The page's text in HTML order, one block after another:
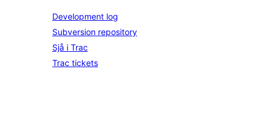
Development log
Subversion repository
Sjå i Trac
Trac tickets